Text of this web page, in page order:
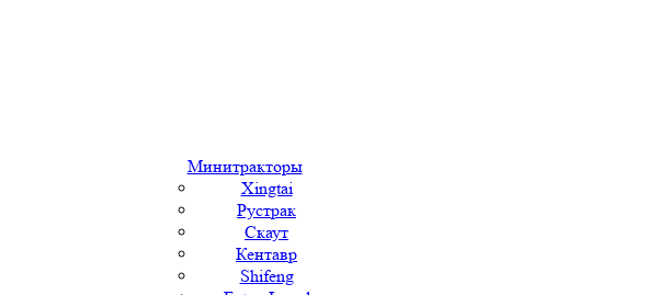
Минитракторы
Xingtai
Рустрак
Скаут
Кентавр
Shifeng